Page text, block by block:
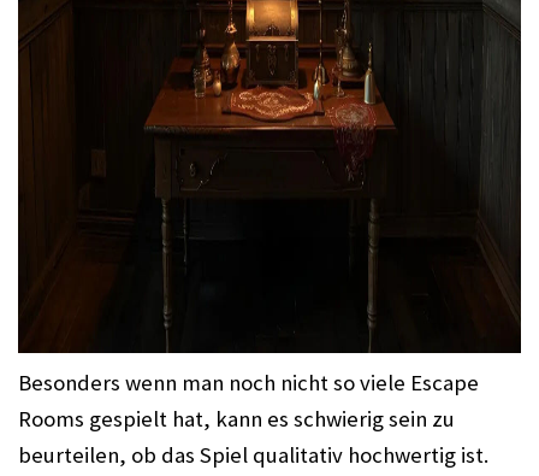
Besonders wenn man noch nicht so viele Escape
Rooms gespielt hat, kann es schwierig sein zu
beurteilen, ob das Spiel qualitativ hochwertig ist.